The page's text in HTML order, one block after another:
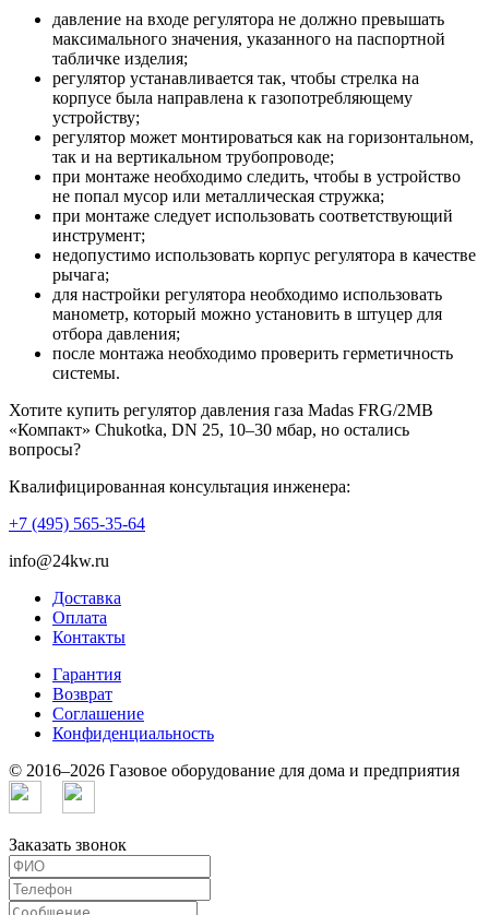
давление на входе регулятора не должно превышать
максимального значения, указанного на паспортной
табличке изделия;
регулятор устанавливается так, чтобы стрелка на
корпусе была направлена к газопотребляющему
устройству;
регулятор может монтироваться как на горизонтальном,
так и на вертикальном трубопроводе;
при монтаже необходимо следить, чтобы в устройство
не попал мусор или металлическая стружка;
при монтаже следует использовать соответствующий
инструмент;
недопустимо использовать корпус регулятора в качестве
рычага;
для настройки регулятора необходимо использовать
манометр, который можно установить в штуцер для
отбора давления;
после монтажа необходимо проверить герметичность
системы.
Хотите купить регулятор давления газа Madas FRG/2MB
«Компакт» Chukotka, DN 25, 10–30 мбар, но остались
вопросы?
Квалифицированная консультация инженера:
+7 (495) 565-35-64
info@24kw.ru
Доставка
Оплата
Контакты
Гарантия
Возврат
Cоглашение
Конфиденциальность
© 2016–2026 Газовое оборудование для дома и предприятия
Заказать звонок